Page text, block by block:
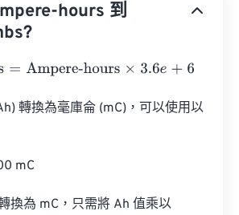
hours 到
hours×3.6e+ 6
轉換為毫庫侖 (mC)，可以使用以
mC
換為 mC，只需將 Ah 值乘以